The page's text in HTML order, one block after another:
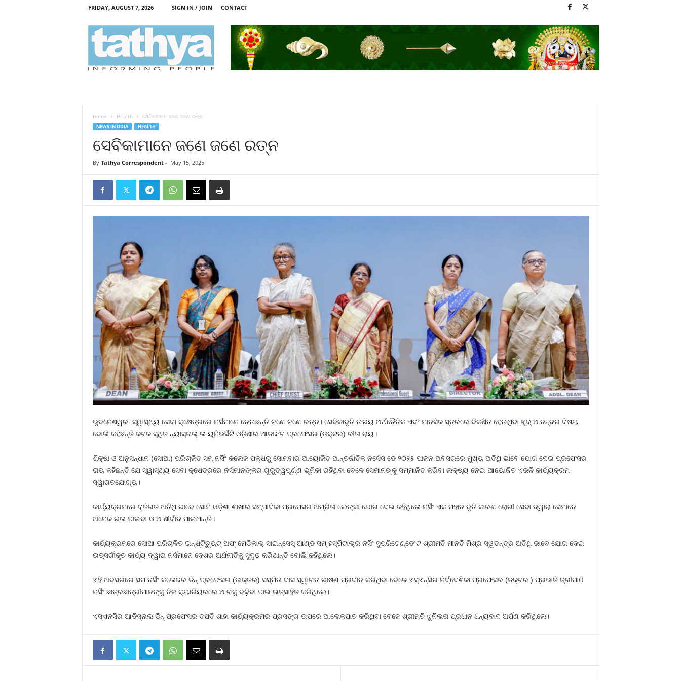
FRIDAY, AUGUST 7, 2026 SIGN IN / JOIN CONTACT
Home Health ସେବିକାମାନେ ଜଣେ ଜଣେ ରତ୍ନ
NEWS IN ODIA HEALTH
ସେବିକାମାନେ ଜଣେ ଜଣେ ରତ୍ନ
By Tathya Correspondent- May 15, 2025
ଭୁବନେଶ୍ୱର: ସ୍ୱାସ୍ଥ୍ୟ ସେବା କ୍ଷେତ୍ରରେ ନର୍ସମାନେ ନେଉଛନ୍ତି ଜଣେ ଜଣେ ରତ୍ନ। ସେବିକାବୃତି ଉଭୟ ଅର୍ଥନୈତିକ ଏବଂ ମାନସିକ ସ୍ତରରେ ବିକଶିତ ହେଉଥିବା ଖୁବ୍ ଆନନ୍ଦର ବିଷୟ
ବୋଲି କହିଛନ୍ତି କଟକ ସ୍ଥିତ ନ୍ୟାସ୍‌ନାଲ୍ ଲ ୟୁନିଭର୍ସିଟି ଓଡ଼ିଶାର ଆଡଜଂଟ ପ୍ରଫେସର (ଡକ୍ଟର) ରୀତା ରାୟ।
ଶିକ୍ଷା ଓ ଅନୁସନ୍ଧାନ (ସୋଆ) ପରିଚାଳିତ ସମ୍ ନର୍ସିଂ କଲେଜ ପକ୍ଷରୁ ସୋମବାର ଆୟୋଜିତ ଆନ୍ତର୍ଜାତିକ ନର୍ସେସ ଡେ ୨୦୨୫ ପାଳନ ଅବସରରେ ମୁଖ୍ୟ ଅତିଥି ଭାବେ ଯୋଗ ଦେଇ ପ୍ରଫେସର
ରାୟ କହିଛନ୍ତି ଯେ ସ୍ୱାସ୍ଥ୍ୟ ସେବା କ୍ଷେତ୍ରରେ ନର୍ସମାନଙ୍କର ଗୁରୁତ୍ୱପୂର୍ଣ୍ଣ ଭୂମିକା ରହିଥିବା ବେଳେ ସେମାନଙ୍କୁ ସମ୍ମାନିତ କରିବା ଲକ୍ଷ୍ୟ ନେଇ ଆୟୋଜିତ ଏଭଳି କାର୍ଯ୍ୟକ୍ରମ
ସ୍ୱାଗତଯୋଗ୍ୟ।
କାର୍ଯ୍ୟକ୍ରମରେ ବୃତିଗତ ଅତିଥି ଭାବେ ସୋମି ଓଡ଼ିଶା ଶାଖାର ସମ୍ପାଦିକା ପ୍ରପେସର ଅମ୍ରିତା ଲେଙ୍କା ଯୋଗ ଦେଇ କହିଥିଲେ ନର୍ସିଂ ଏକ ମହାନ ବୃତି କାରଣ ରୋଗୀ ସେବା ଦ୍ୱାରା ସେମାନେ
ଅନେକ ଭଲ ପାଇବା ଓ ଆଶୀର୍ବାଦ ପାଇଥାନ୍ତି।
କାର୍ଯ୍ୟକ୍ରମରେ ସୋଆ ପରିଚାଳିତ ଇନ୍‌ଷ୍ଟିଚ୍ୟୁଟ୍ ଅଫ୍ ମେଡିକାଲ୍ ସାଇନ୍‌ସେସ୍ ଆଣ୍ଡ ସମ୍ ହସ୍ପିଟାଲ୍‌ର ନର୍ସିଂ ସୁପରିଟେଣ୍ଡେଂଟ ଶ୍ରୀମତି ମୀନତି ମିଶ୍ର ସ୍ୱତନ୍ତ୍ର ଅତିଥି ଭାବେ ଯୋଗ ଦେଇ
ଉତ୍ସର୍ଗୀକୃତ କାର୍ଯ୍ୟ ଦ୍ୱାରା ନର୍ସମାନେ ଦେଶର ଅର୍ଥନୀତିକୁ ସୁଦୃଢ଼ କରିଥାନ୍ତି ବୋଲି କହିଥିଲେ।
ଏହି ଅବସରରେ ସମ ନର୍ସିଂ କଲେଜର ଡିନ୍ ପ୍ରଫେସର (ଡାକ୍ତର) ସସ୍ମିତା ଦାସ ସ୍ୱାଗତ ଭାଷଣ ପ୍ରଦାନ କରିଥିବା ବେଳେ ଏସ୍‌ଏନ୍‌ସିର ନିର୍ଦ୍ଦେଶିକା ପ୍ରଫେସର (ଡକ୍ଟର ) ପ୍ରଭାତି ତ୍ରୀପାଠି
ନର୍ସିଂ ଛାତ୍ରଛାତ୍ରୀମାନଙ୍କୁ ନିଜ କ୍ୟାରିୟରରେ ଆଗକୁ ବଢ଼ିବା ପାଇ ଉତ୍ସାହିତ କରିଥିଲେ।
ଏସ୍‌ଏନସିର ଆଡିସ୍‌ନାଲ ଡିନ୍ ପ୍ରଫେସର ତପତି ଶାହା କାର୍ଯ୍ୟକ୍ରମର ପ୍ରସଙ୍ଗ ଉପରେ ଆଲୋକପାତ କରିଥିବା ବେଳେ ଶ୍ରୀମତି ଝୁନିଲତା ପ୍ରଧାନ ଧନ୍ୟବାଦ ଅର୍ପଣ କରିଥିଲେ।